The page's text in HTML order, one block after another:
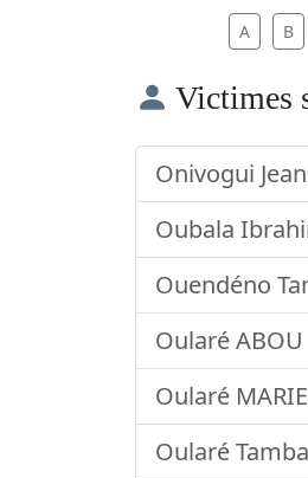
A B
Victimes
Onivogui Jean
Oubala
Ouendéno
Oularé ABOU
Oularé MARIE
Oularé